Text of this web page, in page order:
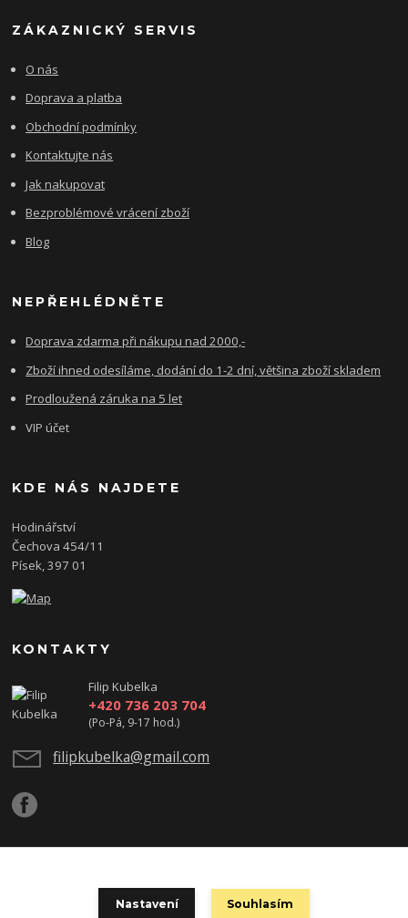
ZÁKAZNICKÝ SERVIS
O nás
Doprava a platba
Obchodní podmínky
Kontaktujte nás
Jak nakupovat
Bezproblémové vrácení zboží
Blog
NEPŘEHLÉDNĚTE
Doprava zdarma při nákupu nad 2000,-
Zboží ihned odesíláme, dodání do 1-2 dní, většina zboží skladem
Prodloužená záruka na 5 let
VIP účet
KDE NÁS NAJDETE
Hodinářství
Čechova 454/11
Písek, 397 01
KONTAKTY
Filip Kubelka
+420 736 203 704
(Po-Pá, 9-17 hod.)
filipkubelka@gmail.com
Podle zákona o evidenci tržeb je prodávající povinen vystavit kupujícímu
účtenku. Zároveň je povinen zaevidovat přijatou tržbu u správce daně online;
Nastavení Souhlasím